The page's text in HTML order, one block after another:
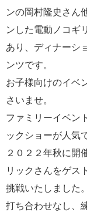
ンの岡村隆史さん
ンした電動ノコギ
あり、ディナーシ
ンツです。
お子様向けのイベ
さいませ。
ファミリーイベン
ックショーが人気
２０２２年秋に開
リックさんをゲス
挑戦いたしました。
打ち合わせなし、